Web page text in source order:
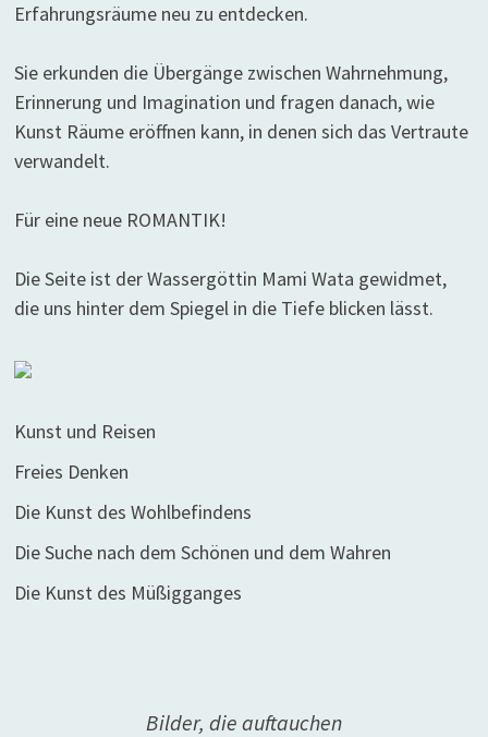
Erfahrungsräume neu zu entdecken.
Sie erkunden die Übergänge zwischen Wahrnehmung,
Erinnerung und Imagination und fragen danach, wie
Kunst Räume eröffnen kann, in denen sich das Vertraute
verwandelt.
Für eine neue ROMANTIK!
Die Seite ist der Wassergöttin Mami Wata gewidmet,
die uns hinter dem Spiegel in die Tiefe blicken lässt.
Kunst und Reisen
Freies Denken
Die Kunst des Wohlbefindens
Die Suche nach dem Schönen und dem Wahren
Die Kunst des Müßigganges
Bilder, die auftauchen